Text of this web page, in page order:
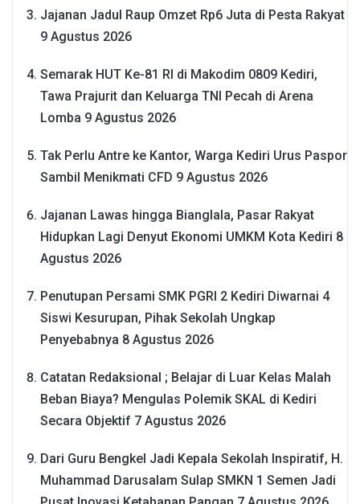
Jajanan Jadul Raup Omzet Rp6 Juta di Pesta Rakyat
9 Agustus 2026
Semarak HUT Ke-81 RI di Makodim 0809 Kediri,
Tawa Prajurit dan Keluarga TNI Pecah di Arena
Lomba 9 Agustus 2026
Tak Perlu Antre ke Kantor, Warga Kediri Urus Paspor
Sambil Menikmati CFD 9 Agustus 2026
Jajanan Lawas hingga Bianglala, Pasar Rakyat
Hidupkan Lagi Denyut Ekonomi UMKM Kota Kediri 8
Agustus 2026
Penutupan Persami SMK PGRI 2 Kediri Diwarnai 4
Siswi Kesurupan, Pihak Sekolah Ungkap
Penyebabnya 8 Agustus 2026
Catatan Redaksional ; Belajar di Luar Kelas Malah
Beban Biaya? Mengulas Polemik SKAL di Kediri
Secara Objektif 7 Agustus 2026
Dari Guru Bengkel Jadi Kepala Sekolah Inspiratif, H.
Muhammad Darusalam Sulap SMKN 1 Semen Jadi